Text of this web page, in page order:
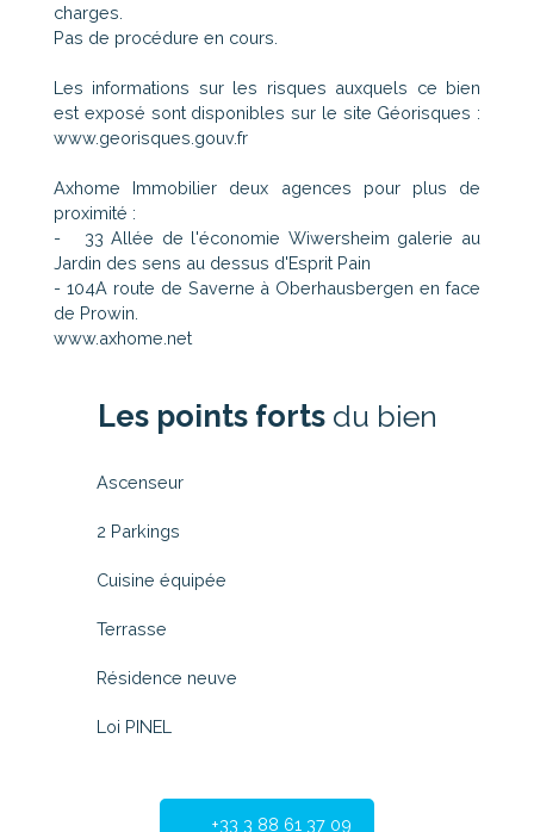
charges.
Pas de procédure en cours.
Les informations sur les risques auxquels ce bien
est exposé sont disponibles sur le site Géorisques :
www.georisques.gouv.fr
Axhome Immobilier deux agences pour plus de
proximité :
- 33 Allée de l'économie Wiwersheim galerie au
Jardin des sens au dessus d'Esprit Pain
- 104A route de Saverne à Oberhausbergen en face
de Prowin.
www.axhome.net
Les points fortsdu bien
Ascenseur
2 Parkings
Cuisine équipée
Terrasse
Résidence neuve
Loi PINEL
+33 3 88 61 37 09